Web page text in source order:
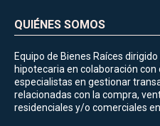
QUIÉNES SOMOS
Equipo de Bienes Raíces
hipotecaria en colaboración
especialistas en gestionar
relacionadas con la compra,
residenciales y/o comerciales